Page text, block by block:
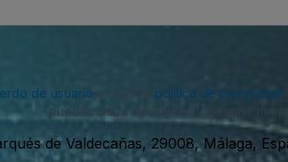
de usuario política de privacidad
puedes darte de baja en cualquier
de Valdecañas, 29008, Málaga,